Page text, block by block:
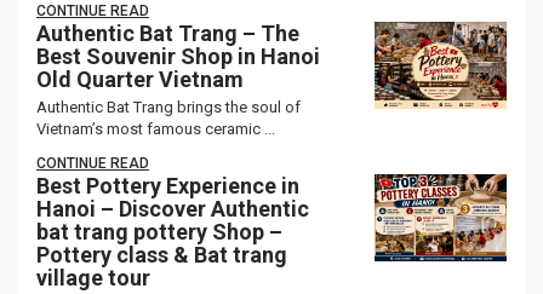
CONTINUE READ
Authentic Bat Trang – The
Best Souvenir Shop in Hanoi
Old Quarter Vietnam
Authentic Bat Trang brings the soul of
Vietnam’s most famous ceramic ...
CONTINUE READ
Best Pottery Experience in
Hanoi – Discover Authentic
bat trang pottery Shop –
Pottery class & Bat trang
village tour